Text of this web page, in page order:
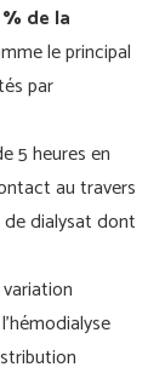
de la
le principal
par
5 heures en
au travers
de dialysat dont